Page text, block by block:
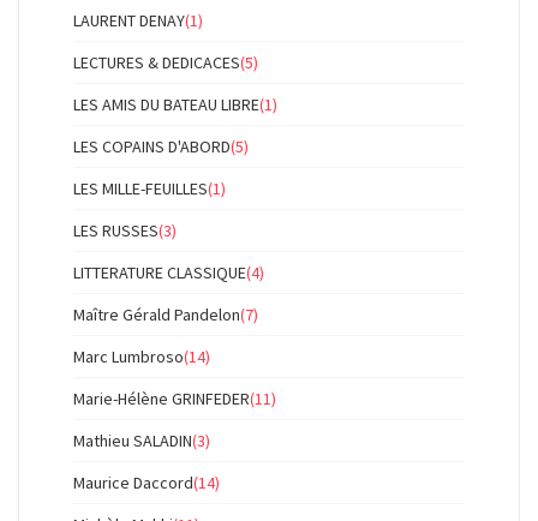
LAURENT DENAY(1)
LECTURES & DEDICACES(5)
LES AMIS DU BATEAU LIBRE(1)
LES COPAINS D'ABORD(5)
LES MILLE-FEUILLES(1)
LES RUSSES(3)
LITTERATURE CLASSIQUE(4)
Maître Gérald Pandelon(7)
Marc Lumbroso(14)
Marie-Hélène GRINFEDER(11)
Mathieu SALADIN(3)
Maurice Daccord(14)